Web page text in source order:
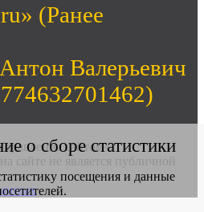
(Ранее
Валерьевич
сайтом».
сайте не является публичной
о сборе статистики
посещения и данные